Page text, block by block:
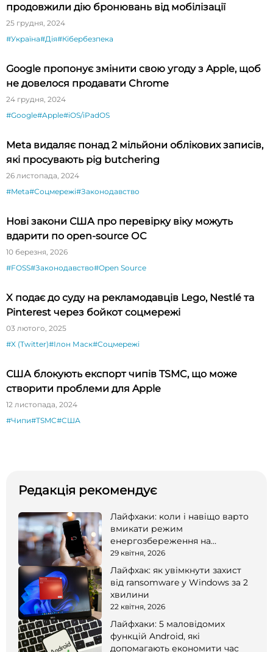
продовжили дію бронювань від мобілізації
25 грудня, 2024
#Україна#Дія#Кібербезпека
Google пропонує змінити свою угоду з Apple, щоб
не довелося продавати Chrome
24 грудня, 2024
#Google#Apple#iOS/iPadOS
Meta видаляє понад 2 мільйони облікових записів,
які просувають pig butchering
26 листопада, 2024
#Meta#Соцмережі#Законодавство
Нові закони США про перевірку віку можуть
вдарити по open-source ОС
10 березня, 2026
#FOSS#Законодавство#Open Source
X подає до суду на рекламодавців Lego, Nestlé та
Pinterest через бойкот соцмережі
03 лютого, 2025
#X (Twitter)#Ілон Маск#Соцмережі
США блокують експорт чипів TSMC, що може
створити проблеми для Apple
12 листопада, 2024
#Чипи#TSMC#США
Редакція рекомендує
Лайфхаки: коли і навіщо варто
вмикати режим
енергозбереження на
смартфоні
29 квітня, 2026
Лайфхак: як увімкнути захист
від ransomware у Windows за 2
хвилини
22 квітня, 2026
Лайфхаки: 5 маловідомих
функцій Android, які
допомагають економити час